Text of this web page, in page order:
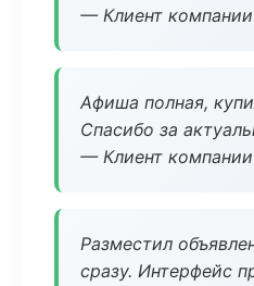
— Клиент компании
Афиша полная,
Спасибо за
— Клиент компании
Разместил
сразу. Интерфейс